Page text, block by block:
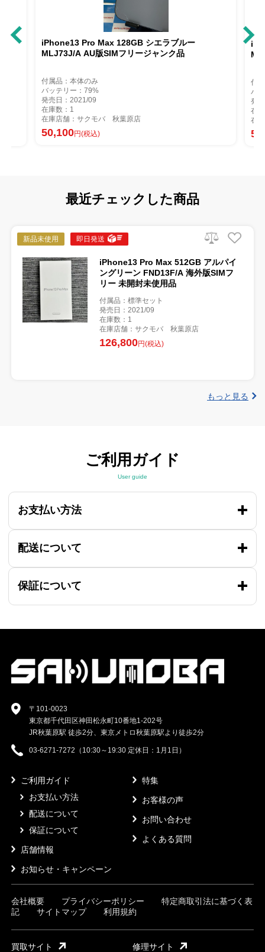
iPhone13 Pro Max 128GB シエラブルー
MLJ73J/A AU版SIMフリージャンク品
付属品：本体のみ
バッテリー：79%
発売日：2021/09
在庫数：1
在庫店舗：サクモバ 秋葉原店
50,100円(税込)
付
バ
発
在
在
最近チェックした商品
新品未使用 即日発送
iPhone13 Pro Max 512GB アルパイ
ングリーン FND13F/A 海外版SIMフ
リー 未開封未使用品
付属品：標準セット
発売日：2021/09
在庫数：1
在庫店舗：サクモバ 秋葉原店
126,800円(税込)
もっと見る
ご利用ガイド
User guide
お支払い方法
配送について
保証について
〒101-0023
東京都千代田区神田松永町10番地1-202号
JR秋葉原駅 徒歩2分、東京メトロ秋葉原駅より徒歩2分
03-6271-7272（10:30～19:30 定休日：1月1日）
ご利用ガイド
お支払い方法
配送について
保証について
店舗情報
お知らせ・キャンペーン
特集
お客様の声
お問い合わせ
よくある質問
会社概要 プライバシーポリシー
特定商取引法に基づく表
記
サイトマップ 利用規約
買取サイト 修理サイト